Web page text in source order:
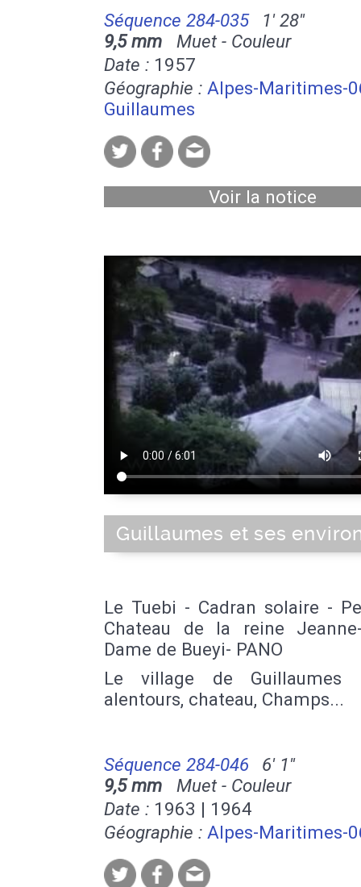
Séquence 284-035
1' 28''
9,5 mm Muet - Couleur
Date : 1957
Géographie : Alpes-Maritimes-
Guillaumes
Voir la notice
Guillaumes et ses
Le Tuebi - Cadran solaire -
Chateau de la reine
Dame de Bueyi- PANO
Le village de Guillaumes
alentours, chateau, Champs...
Séquence 284-046
6' 1''
9,5 mm Muet - Couleur
Date : 1963 | 1964
Géographie : Alpes-Maritimes-